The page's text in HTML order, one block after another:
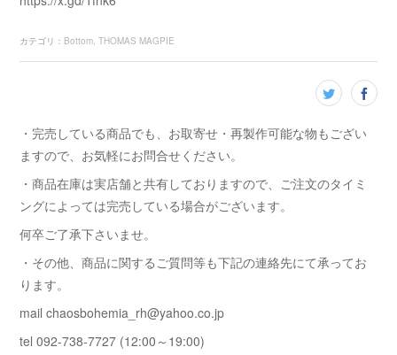
カテゴリ ： Bottom THOMAS MAGPIE
・完売している商品でも、お取寄せ・再製作可能な物もござい
ますので、お気軽にお問合せください。
・商品在庫は実店舗と共有しておりますので、ご注文のタイミ
ングによっては完売している場合がございます。
何卒ご了承下さいませ。
・その他、商品に関するご質問等も下記の連絡先にて承ってお
ります。
mail chaosbohemia_rh@yahoo.co.jp
tel 092-738-7727 (12:00～19:00)